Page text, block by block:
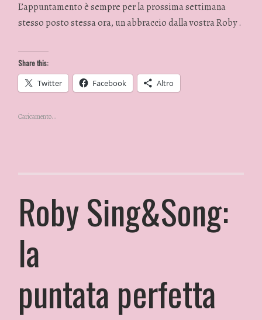
L’appuntamento è sempre per la prossima settimana
stesso posto stessa ora, un abbraccio dalla vostra Roby .
Share this:
Twitter Facebook Altro
Caricamento...
Roby Sing&Song:
la
puntata perfetta